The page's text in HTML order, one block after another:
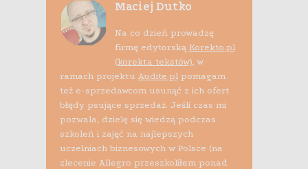
Maciej Dutko
Na co dzień prowadzę
firmę edytorską Korekto.pl
(korekta tekstów), w
ramach projektu Audite.plpomagam
też e-sprzedawcom usunąć z ich ofert
błędy psujące sprzedaż. Jeśli czas mi
pozwala, dzielę się wiedzą podczas
szkoleń i zajęć na najlepszych
uczelniach biznesowych w Polsce (na
zlecenie Allegro przeszkoliłem ponad